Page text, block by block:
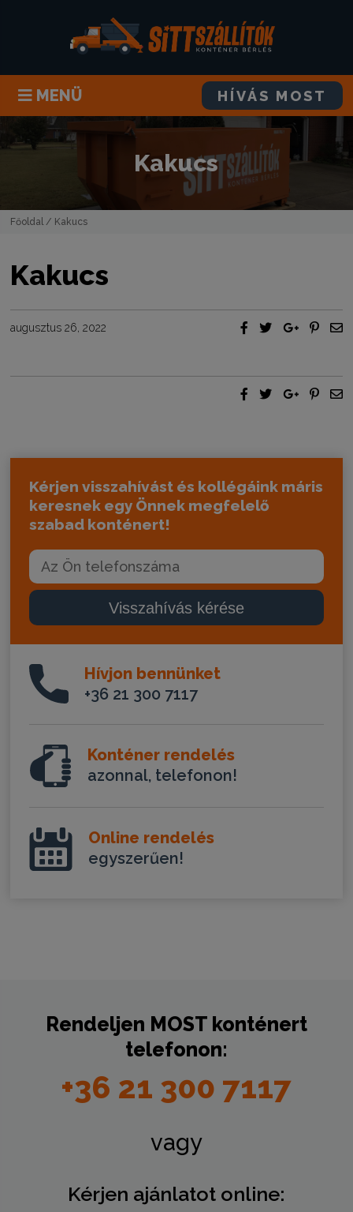
MENÜ HÍVÁS MOST
Kakucs
Főoldal / Kakucs
Kakucs
augusztus 26, 2022
Kérjen visszahívást és kollégáink máris
keresnek egy Önnek megfelelő
szabad konténert!
Visszahívás kérése
Hívjon bennünket
+36 21 300 7117
Konténer rendelés
azonnal, telefonon!
Online rendelés
egyszerűen!
Rendeljen MOSTkonténert
telefonon:
+36 21 300 7117
vagy
Kérjen ajánlatot online: